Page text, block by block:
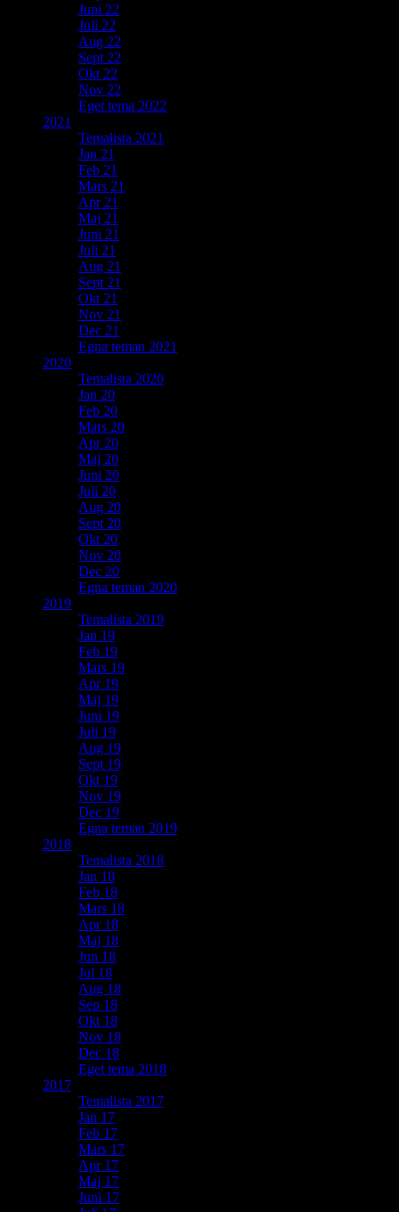
Juni 22
Juli 22
Aug 22
Sept 22
Okt 22
Nov 22
Eget tema 2022
2021
Temalista 2021
Jan 21
Feb 21
Mars 21
Apr 21
Maj 21
Juni 21
Juli 21
Aug 21
Sept 21
Okt 21
Nov 21
Dec 21
Egna teman 2021
2020
Temalista 2020
Jan 20
Feb 20
Mars 20
Apr 20
Maj 20
Juni 20
Juli 20
Aug 20
Sept 20
Okt 20
Nov 20
Dec 20
Egna teman 2020
2019
Temalista 2019
Jan 19
Feb 19
Mars 19
Apr 19
Maj 19
Juni 19
Juli 19
Aug 19
Sept 19
Okt 19
Nov 19
Dec 19
Egna teman 2019
2018
Temalista 2018
Jan 18
Feb 18
Mars 18
Apr 18
Maj 18
Jun 18
Jul 18
Aug 18
Sep 18
Okt 18
Nov 18
Dec 18
Eget tema 2018
2017
Temalista 2017
Jan 17
Feb 17
Mars 17
Apr 17
Maj 17
Juni 17